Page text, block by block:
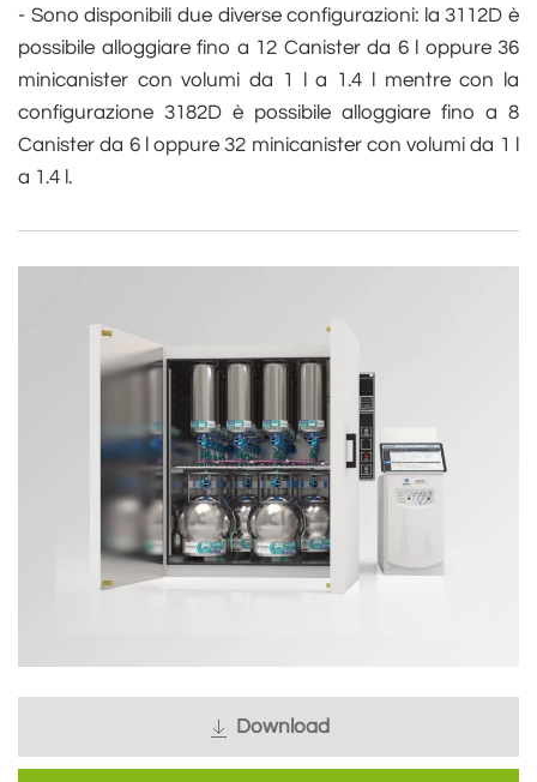
- Sono disponibili due diverse configurazioni: la 3112D è
possibile alloggiare fino a 12 Canister da 6 l oppure 36
minicanister con volumi da 1 l a 1.4 l mentre con la
configurazione 3182D è possibile alloggiare fino a 8
Canister da 6 l oppure 32 minicanister con volumi da 1 l
a 1.4 l.
Download